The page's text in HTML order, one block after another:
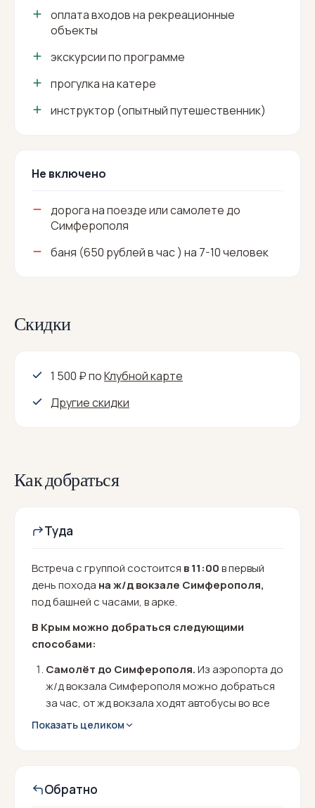
оплата входов на рекреационные
объекты
экскурсии по программе
прогулка на катере
инструктор (опытный путешественник)
Не включено
дорога на поезде или самолете до
Симферополя
баня (650 рублей в час ) на 7-10 человек
Скидки
1 500 ₽поКлубной карте
Другие скидки
Как добраться
Туда
Встреча с группой состоится в 11:00в первый
день похода наж/д вокзале Симферополя,
под башней с часами, в арке.
В Крым можно добраться следующими
способами:
Самолёт до Симферополя.Из аэропорта до
ж/д вокзала Симферополя можно добраться
за час, от жд вокзала ходят автобусы во все
города Крыма. ЛИБО от нового Аэропорта
самолёта – около часа).
Показать целиком
Обратно